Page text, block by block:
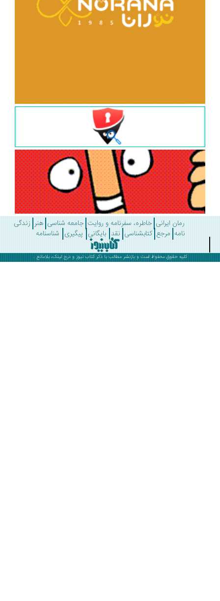
رمان ایرانی خاطره، سفرنامه و روایت جامعه شناسی هنر زندگی
مرجع کتابشناسی نقد بایگانی پیگیری شناسنامه
کلیه حقوق محفوظ است و بازنشر مطالب با ذکرکتاب نیوزو درج لینک، بلامانع .